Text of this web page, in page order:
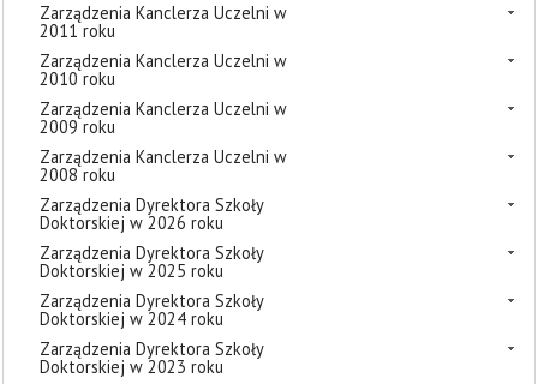
Zarządzenia Kanclerza Uczelni w
2011 roku
Zarządzenia Kanclerza Uczelni w
2010 roku
Zarządzenia Kanclerza Uczelni w
2009 roku
Zarządzenia Kanclerza Uczelni w
2008 roku
Zarządzenia Dyrektora Szkoły
Doktorskiej w 2026 roku
Zarządzenia Dyrektora Szkoły
Doktorskiej w 2025 roku
Zarządzenia Dyrektora Szkoły
Doktorskiej w 2024 roku
Zarządzenia Dyrektora Szkoły
Doktorskiej w 2023 roku